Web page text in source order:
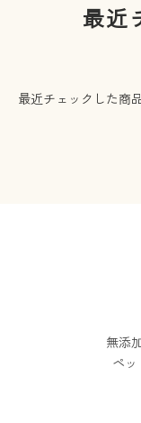
最近
最近チェックした商
無添
ペッ